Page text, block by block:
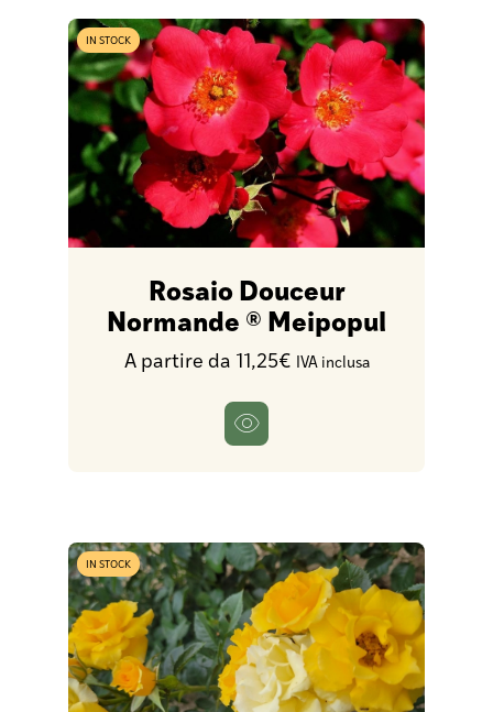
IN STOCK
Rosaio Douceur
Normande ® Meipopul
A partire da 11,25€ IVA inclusa
IN STOCK